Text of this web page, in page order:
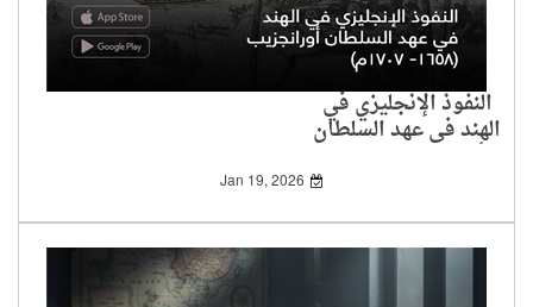
النفوذ الإنجليزي في
الهند في عهد السلطان
Jan 19, 2026